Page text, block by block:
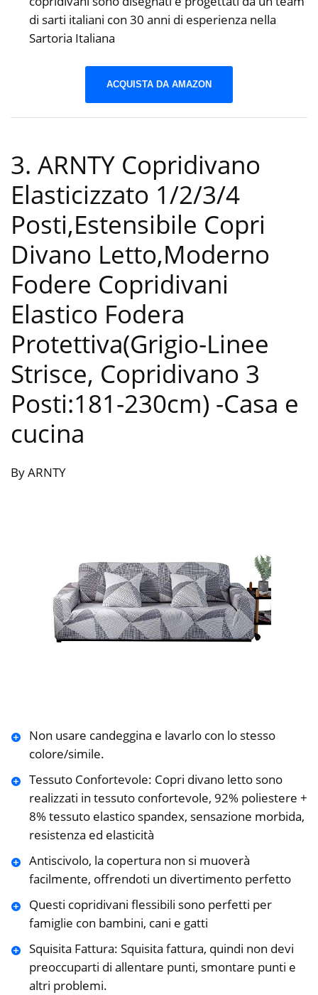
di sarti italiani con 30 anni di esperienza nella
Sartoria Italiana
ACQUISTA DA AMAZON
3. ARNTY Copridivano
Elasticizzato 1/2/3/4
Posti,Estensibile Copri
Divano Letto,Moderno
Fodere Copridivani
Elastico Fodera
Protettiva(Grigio-Linee
Strisce, Copridivano 3
Posti:181-230cm) -Casa e
cucina
By ARNTY
Non usare candeggina e lavarlo con lo stesso
colore/simile.
Tessuto Confortevole: Copri divano letto sono
realizzati in tessuto confortevole, 92% poliestere +
8% tessuto elastico spandex, sensazione morbida,
resistenza ed elasticità
Antiscivolo, la copertura non si muoverà
facilmente, offrendoti un divertimento perfetto
Questi copridivani flessibili sono perfetti per
famiglie con bambini, cani e gatti
Squisita Fattura: Squisita fattura, quindi non devi
preoccuparti di allentare punti, smontare punti e
altri problemi.